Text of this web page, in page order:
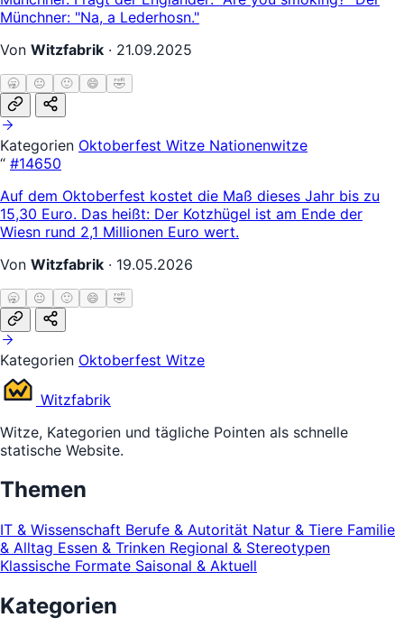
Münchner: "Na, a Lederhosn."
Von Witzfabrik · 21.09.2025
🥱 😐 🙂 😄 🤣
Kategorien Oktoberfest Witze Nationenwitze
“ #14650
Auf dem Oktoberfest kostet die Maß dieses Jahr bis zu
15,30 Euro. Das heißt: Der Kotzhügel ist am Ende der
Wiesn rund 2,1 Millionen Euro wert.
Von Witzfabrik · 19.05.2026
🥱 😐 🙂 😄 🤣
Kategorien Oktoberfest Witze
Witzfabrik
Witze, Kategorien und tägliche Pointen als schnelle
statische Website.
Themen
IT & Wissenschaft Berufe & Autorität Natur & Tiere Familie
& Alltag Essen & Trinken Regional & Stereotypen
Klassische Formate Saisonal & Aktuell
Kategorien